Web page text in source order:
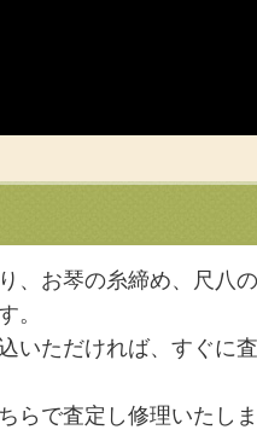
、お琴の糸締め、尺八
。
いただければ、すぐに
らで査定し修理いたし